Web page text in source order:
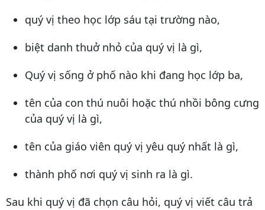
quý vị theo học lớp sáu tại trường nào,
biệt danh thuở nhỏ của quý vị là gì,
Quý vị sống ở phố nào khi đang học lớp ba,
tên của con thú nuôi hoặc thú nhồi bông cưng
của quý vị là gì,
tên của giáo viên quý vị yêu quý nhất là gì,
thành phố nơi quý vị sinh ra là gì.
Sau khi quý vị đã chọn câu hỏi, quý vị viết câu trả